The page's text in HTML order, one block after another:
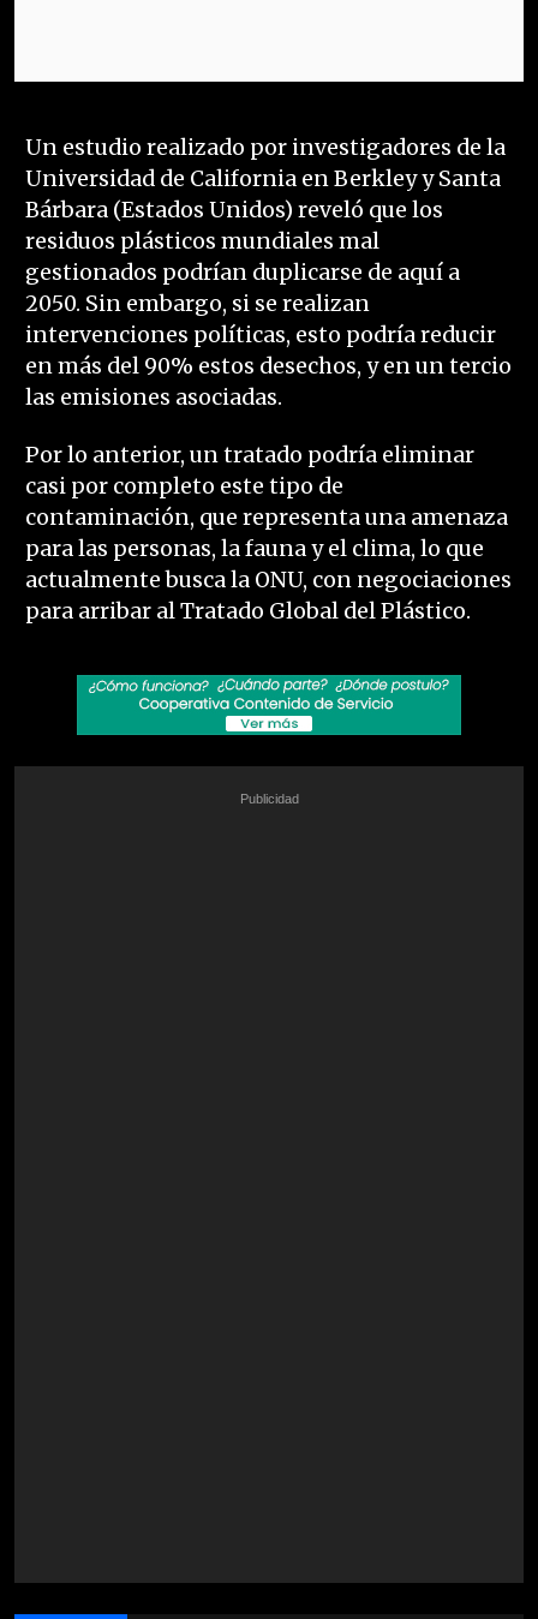
Un estudio realizado por investigadores de la
Universidad de California en Berkley y Santa
Bárbara (Estados Unidos) reveló que los
residuos plásticos mundiales mal
gestionados podrían duplicarse de aquí a
2050. Sin embargo, si se realizan
intervenciones políticas, esto podría reducir
en más del 90% estos desechos, y en un tercio
las emisiones asociadas.
Por lo anterior, un tratado podría eliminar
casi por completo este tipo de
contaminación, que representa una amenaza
para las personas, la fauna y el clima, lo que
actualmente busca la ONU, con negociaciones
para arribar al Tratado Global del Plástico.